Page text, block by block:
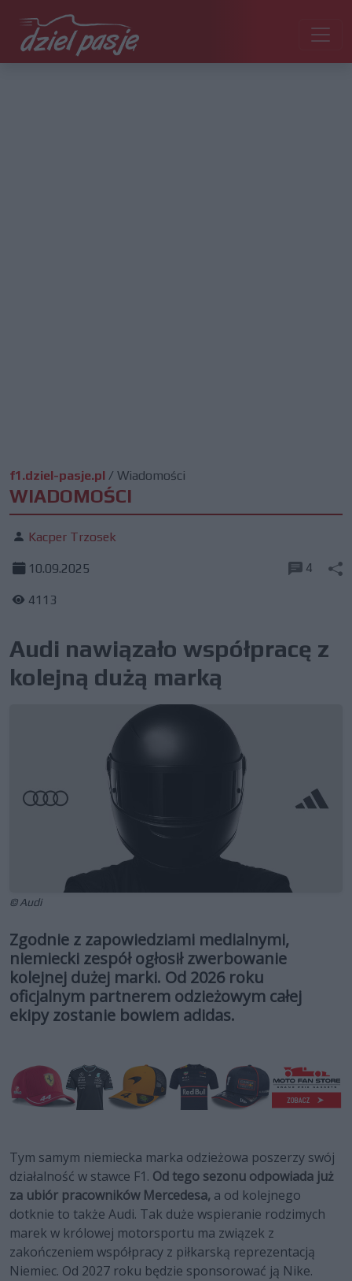
f1.dziel-pasje.pl / Wiadomości
WIADOMOŚCI
Kacper Trzosek
10.09.2025
4113
4
Audi nawiązało współpracę z
kolejną dużą marką
© Audi
Zgodnie z zapowiedziami medialnymi,
niemiecki zespół ogłosił zwerbowanie
kolejnej dużej marki. Od 2026 roku
oficjalnym partnerem odzieżowym całej
ekipy zostanie bowiem adidas.
Tym samym niemiecka marka odzieżowa poszerzy swój
działalność w stawce F1. Od tego sezonu odpowiada już
za ubiór pracowników Mercedesa, a od kolejnego
dotknie to także Audi. Tak duże wspieranie rodzimych
marek w królowej motorsportu ma związek z
zakończeniem współpracy z piłkarską reprezentacją
Niemiec. Od 2027 roku będzie sponsorować ją Nike.